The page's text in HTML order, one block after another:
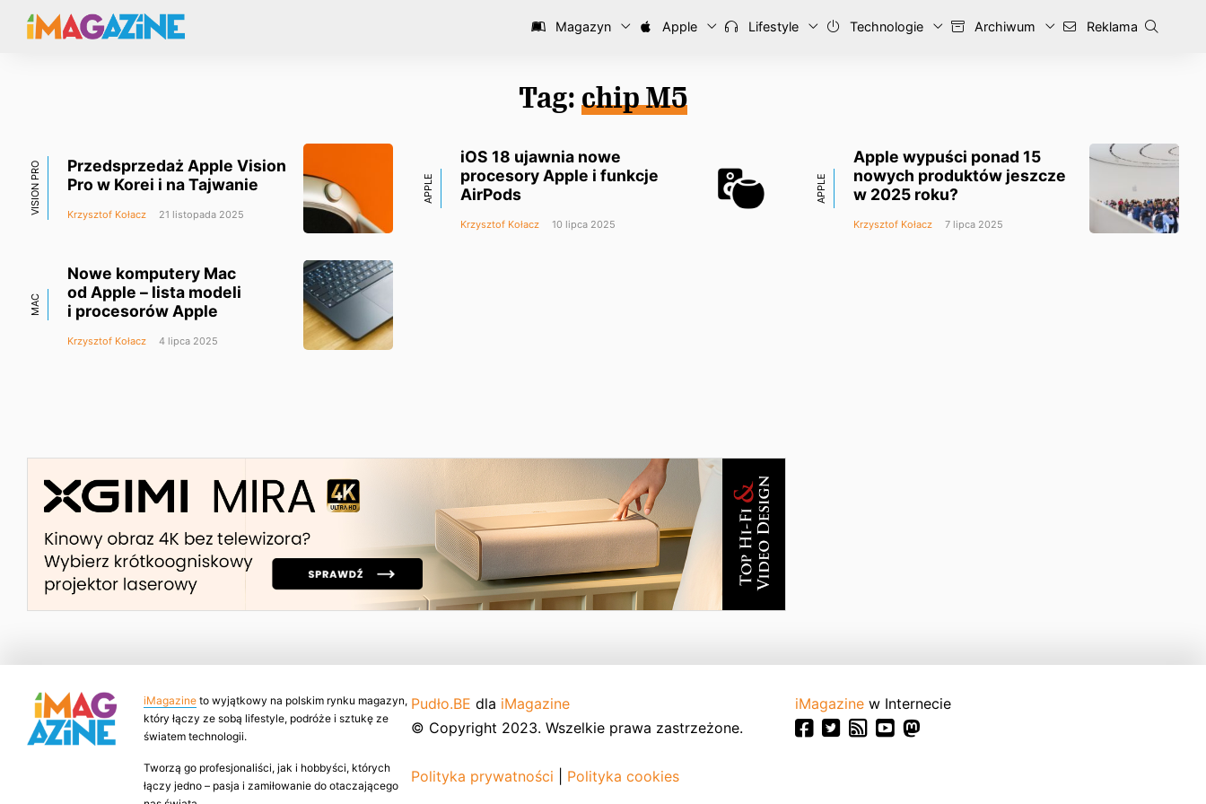
Magazyn Apple Lifestyle Technologie Archiwum Reklama
Tag: chip M5
VISION PRO
Przedsprzedaż Apple Vision
Pro w Korei i na Tajwanie
Krzysztof Kołacz 21 listopada 2025
APPLE
iOS 18 ujawnia nowe
procesory Apple i funkcje
AirPods
Krzysztof Kołacz 10 lipca 2025
APPLE
Apple wypuści ponad 15
nowych produktów jeszcze
w 2025 roku?
Krzysztof Kołacz 7 lipca 2025
MAC
Nowe komputery Mac
od Apple – lista modeli
i procesorów Apple
Krzysztof Kołacz 4 lipca 2025
iMagazine to wyjątkowy na polskim rynku magazyn,
który łączy ze sobą lifestyle, podróże i sztukę ze
światem technologii.
Tworzą go profesjonaliści, jak i hobbyści, których
łączy jedno – pasja i zamiłowanie do otaczającego
Pudło.BE dla iMagazine
© Copyright 2023. Wszelkie prawa zastrzeżone.
Polityka prywatności Polityka cookies
iMagazine w Internecie